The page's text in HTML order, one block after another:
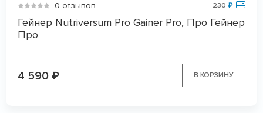
0 отзывов 230 ₽
Гейнер Nutriversum Pro Gainer Pro, Про Гейнер
Про
4 590 ₽ В КОРЗИНУ